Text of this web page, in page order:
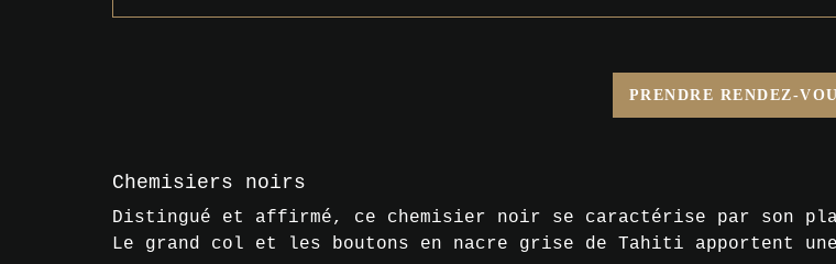
PRENDRE RENDEZ-
Chemisiers noirs
Distingué et affirmé, ce chemisier noir se caractérise par son
Le grand col et les boutons en nacre grise de Tahiti apportent